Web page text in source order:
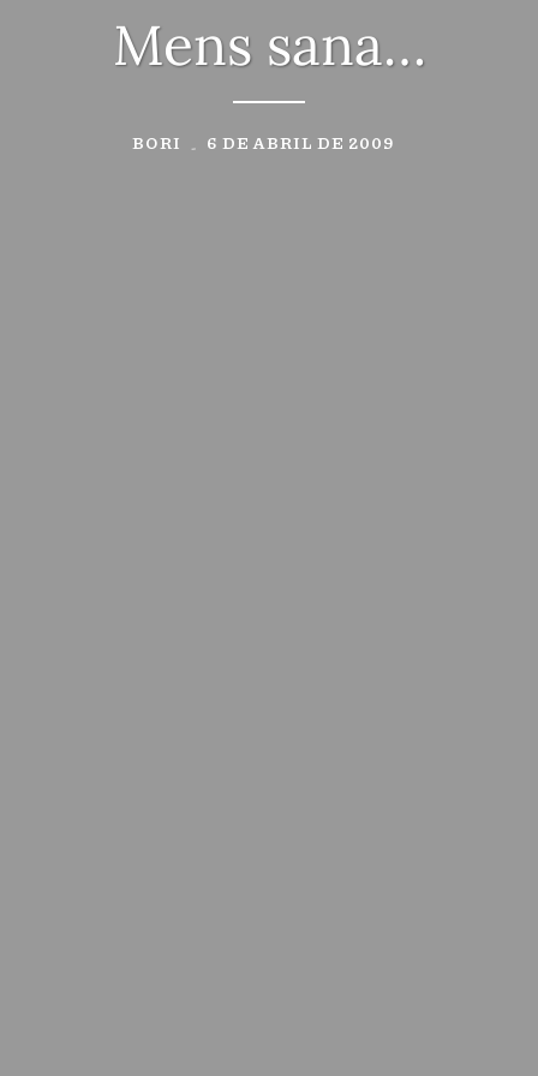
Mens sana…
BORI 6 DE ABRIL DE 2009